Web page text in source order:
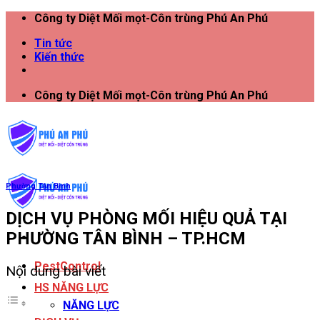
Công ty Diệt Mối mọt-Côn trùng Phú An Phú
Tin tức
Kiến thức
Công ty Diệt Mối mọt-Côn trùng Phú An Phú
PestControl
HS NĂNG LỰC
NĂNG LỰC
Phường Tân Bình
DỊCH VỤ PHÒNG MỐI HIỆU QUẢ TẠI
PHƯỜNG TÂN BÌNH – TP.HCM
Nội dung bài viết